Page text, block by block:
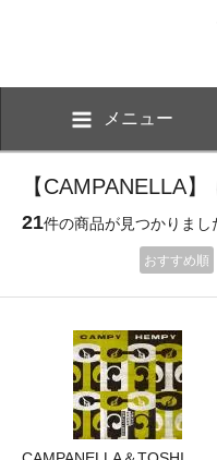
メニュー
【CAMPANELLA
21件の商品が見つかりまし
おすすめ順